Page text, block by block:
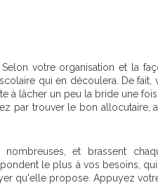
votre organisation et la
qui en découlera. De
à lâcher un peu la bride une
par trouver le bon allocutaire,
et brassent
le plus à vos besoins,
qu'elle propose. Appuyez